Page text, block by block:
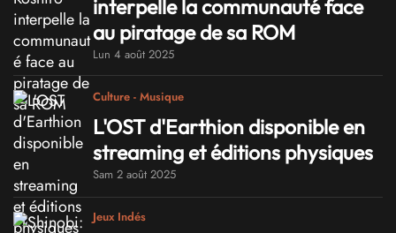
interpelle la communauté face
au piratage de sa ROM
Lun 4 août 2025
Culture - Musique
L'OST d'Earthion disponible en
streaming et éditions physiques
Sam 2 août 2025
Jeux Indés